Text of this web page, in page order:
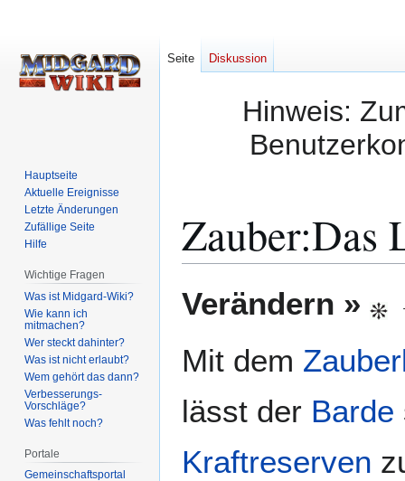
Hinweis:
Zauber:Das
Navigation
Suche
Verändern »
Mit dem
lässt der Barde
Kraftreserven
Seite Diskussion
Hauptseite
Aktuelle Ereignisse
Letzte Änderungen
Zufällige Seite
Hilfe
Wichtige Fragen
Was ist Midgard-Wiki?
Wie kann ich
mitmachen?
Wer steckt dahinter?
Was ist nicht erlaubt?
Wem gehört das dann?
Verbesserungs-
Vorschläge?
Was fehlt noch?
Portale
Gemeinschafts­portal